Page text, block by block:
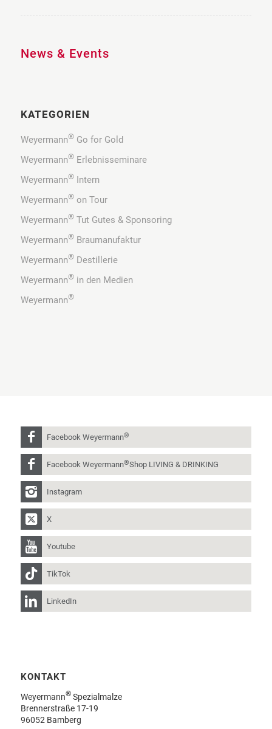
News & Events
KATEGORIEN
Weyermann®Go for Gold
Weyermann®Erlebnisseminare
Weyermann®Intern
Weyermann®on Tour
Weyermann®Tut Gutes & Sponsoring
Weyermann®Braumanufaktur
Weyermann®Destillerie
Weyermann®in den Medien
Weyermann®
Facebook Weyermann®
Facebook Weyermann®Shop LIVING & DRINKING
Instagram
X
Youtube
TikTok
LinkedIn
KONTAKT
Weyermann®Spezialmalze
Brennerstraße 17-19
96052 Bamberg